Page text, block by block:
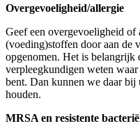
Overgevoeligheid/allergie
Geef een overgevoeligheid
(voeding)stoffen door aan de
opgenomen. Het is belangrijk
verpleegkundigen weten
bent. Dan kunnen we daar
houden.
MRSA en resistente